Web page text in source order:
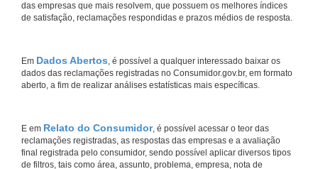
das empresas que mais resolvem, que possuem os melhores índices
de satisfação, reclamações respondidas e prazos médios de resposta.
Em Dados Abertos, é possível a qualquer interessado baixar os
dados das reclamações registradas no Consumidor.gov.br, em formato
aberto, a fim de realizar análises estatísticas mais específicas.
E em Relato do Consumidor, é possível acessar o teor das
reclamações registradas, as respostas das empresas e a avaliação
final registrada pelo consumidor, sendo possível aplicar diversos tipos
de filtros, tais como área, assunto, problema, empresa, nota de